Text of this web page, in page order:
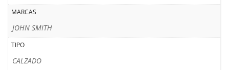
MARCAS
JOHN SMITH
TIPO
CALZADO